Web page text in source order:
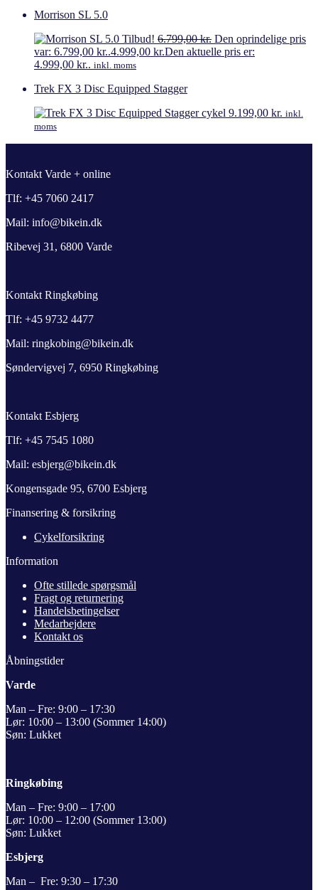
Morrison SL 5.0
Tilbud! 6.799,00kr. Den oprindelige pris
var: 6.799,00 kr..4.999,00 kr.Den aktuelle pris er:
4.999,00 kr.. inkl. moms
Trek FX 3 Disc Equipped Stagger
9.199,00 kr. inkl.
moms
Kontakt Varde + online
Tlf: +45 7060 2417
Mail: info@bikein.dk
Ribevej 31, 6800 Varde
Kontakt Ringkøbing
Tlf: +45 9732 4477
Mail: ringkobing@bikein.dk
Søndervigvej 7, 6950 Ringkøbing
Kontakt Esbjerg
Tlf: +45 7545 1080
Mail: esbjerg@bikein.dk
Kongensgade 95, 6700 Esbjerg
Finansering & forsikring
Cykelforsikring
Information
Ofte stillede spørgsmål
Fragt og returnering
Handelsbetingelser
Medarbejdere
Kontakt os
Åbningstider
Varde
Man – Fre: 9:00 – 17:30
Lør: 10:00 – 13:00 (Sommer 14:00)
Søn: Lukket
Ringkøbing
Man – Fre: 9:00 – 17:00
Lør: 10:00 – 12:00 (Sommer 13:00)
Søn: Lukket
Esbjerg
Man – Fre: 9:30 – 17:30